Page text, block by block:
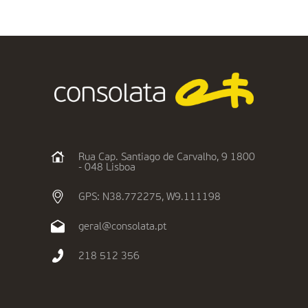
Rua Cap. Santiago de Carvalho, 9 1800
- 048 Lisboa
GPS: N38.772275, W9.111198
geral@consolata.pt
218 512 356